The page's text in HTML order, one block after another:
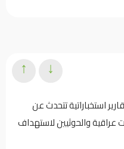
استخباراتية تتحدث عن
عراقية والحوثيين لاستهداف
↓
↑